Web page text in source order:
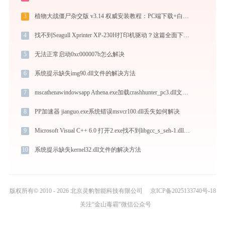
3 植物大战僵尸杂交版 v3.14 权威安装教程：PC端下载+白屏闪退完美解决
4 找不到Seagull Xprinter XP-230H打印机驱动？这篇全面下载安装指南帮到你
5 无法正常启动0xc000007b怎么解决
6 系统提示缺失img90.dll文件的解决方法
7 mscathenawindowsapp Athena.exe加载crashhunter_pc3.dll文件丢失处理办法
8 PP加速器 jianguo.exe系统错误msvcr100.dll丢失如何解决
9 Microsoft Visual C++ 6.0 打开2.exe找不到libgcc_s_seh-1.dll怎么办
10 系统提示缺失kernel32.dll文件的解决方法
版权所有© 2010 - 2026 北京灵豹智能科技有限公司
京ICP备2025133740号-18
关注“金山毒霸”微信公众号